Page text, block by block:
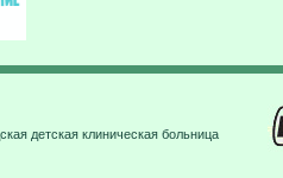
детская клиническая больница